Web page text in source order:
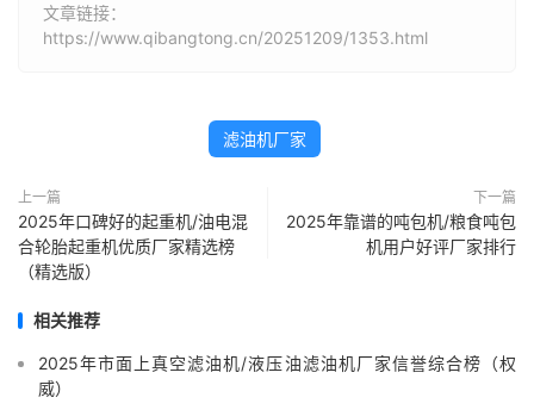
文章链接：
https://www.qibangtong.cn/20251209/1353.html
滤油机厂家
上一篇
2025年口碑好的起重机/油电混
合轮胎起重机优质厂家精选榜
（精选版）
下一篇
2025年靠谱的吨包机/粮食吨包
机用户好评厂家排行
相关推荐
2025年市面上真空滤油机/液压油滤油机厂家信誉综合榜（权
威）